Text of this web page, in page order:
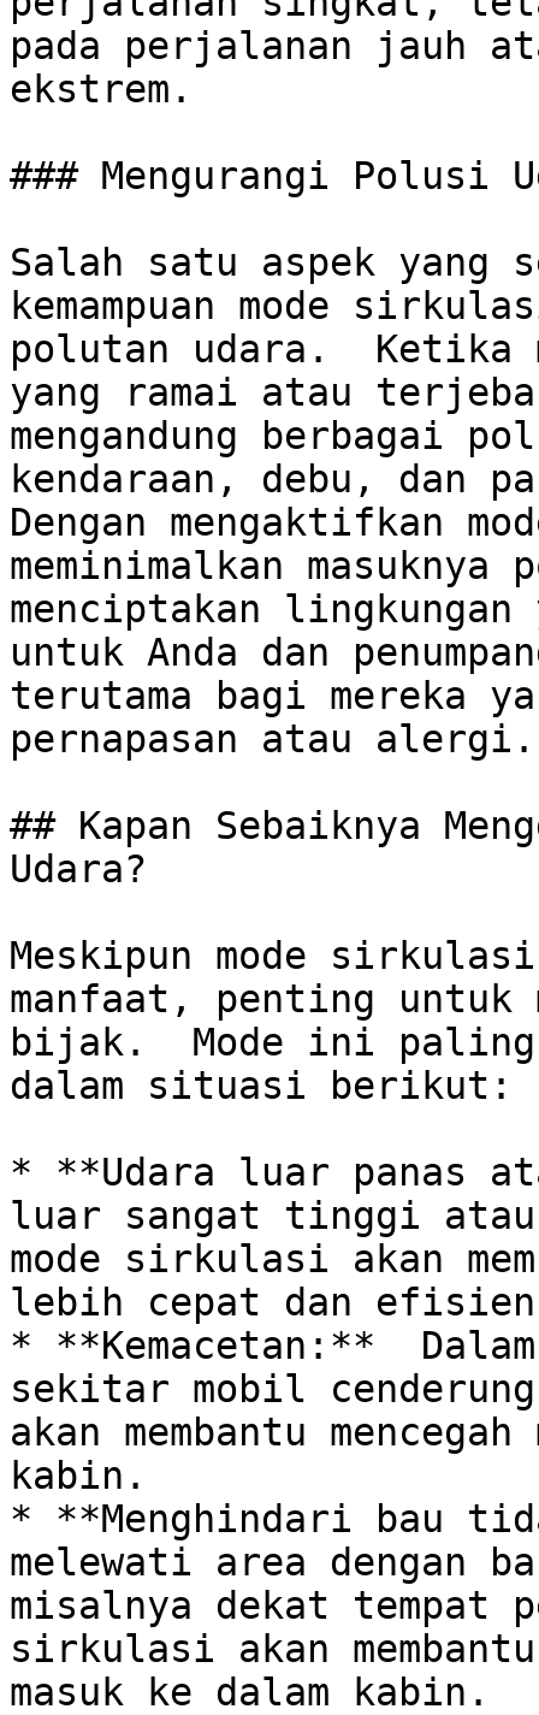
pada perjalanan jauh
ekstrem.
### Mengurangi Polusi
Salah satu aspek yang
kemampuan mode
polutan udara.
yang ramai atau
mengandung berbagai
kendaraan, debu, dan
Dengan mengaktifkan
meminimalkan
menciptakan
untuk Anda dan
terutama bagi mereka
pernapasan atau alergi.
## Kapan Sebaiknya
Udara?
Meskipun mode
manfaat, penting untuk
bijak.  Mode ini
dalam situasi berikut:
* **Udara luar panas
luar sangat tinggi atau
mode sirkulasi akan
lebih cepat dan
* **Kemacetan:**
sekitar mobil
akan membantu
kabin.
* **Menghindari bau
melewati area dengan
misalnya dekat tempat
sirkulasi akan
masuk ke dalam kabin.